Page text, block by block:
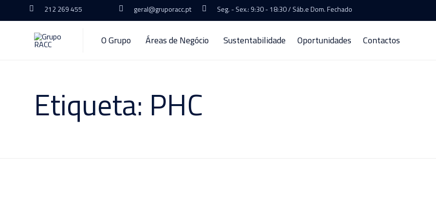
212 269 455 geral@gruporacc.pt Seg. - Sex.: 9:30 - 18:30 / Sáb.e Dom. Fechado
O Grupo Áreas de Negócio Sustentabilidade Oportunidades Contactos
Etiqueta: PHC